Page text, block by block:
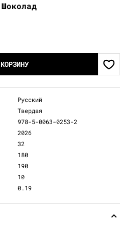
Русский
Твердая
978-5-0063-0253-2
2026
32
180
190
10
0.19